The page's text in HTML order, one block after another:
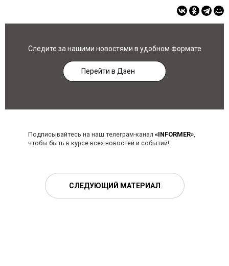
Следите за нашими новостями в удобном формате
Перейти в Дзен
Подписывайтесь на наш телеграм-канал «INFORMER»,
чтобы быть в курсе всех новостей и событий!
СЛЕДУЮЩИЙ МАТЕРИАЛ